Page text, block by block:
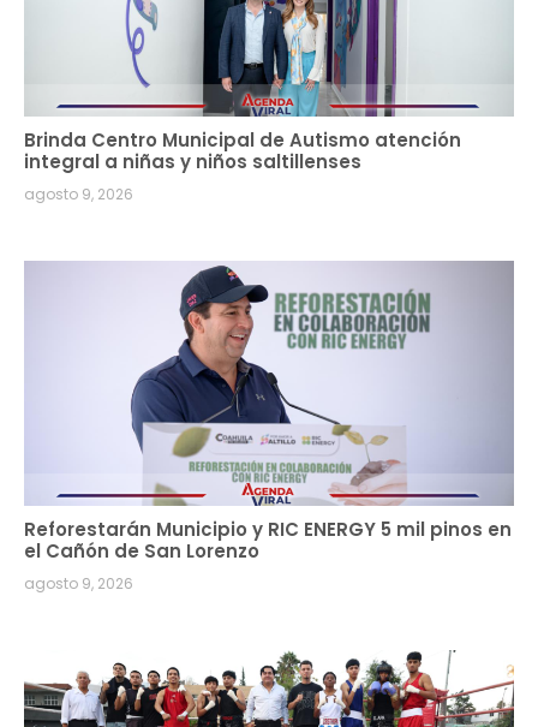
Brinda Centro Municipal de Autismo atención
integral a niñas y niños saltillenses
agosto 9, 2026
Reforestarán Municipio y RIC ENERGY 5 mil pinos en
el Cañón de San Lorenzo
agosto 9, 2026